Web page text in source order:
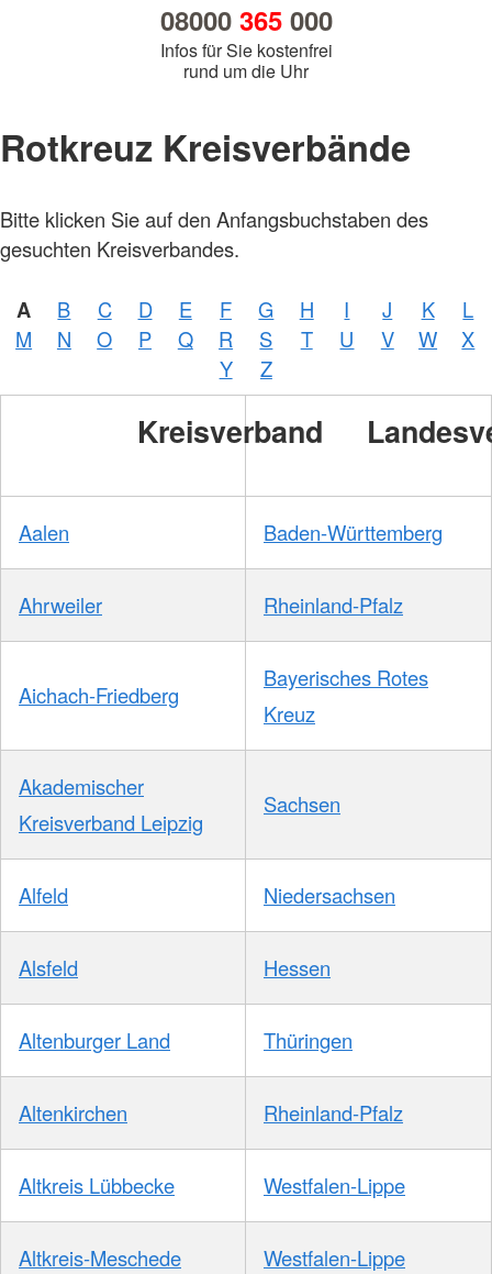
08000 365000
Infos für Sie kostenfrei
rund um die Uhr
Rotkreuz Kreisverbände
Bitte klicken Sie auf den Anfangsbuchstaben des
gesuchten Kreisverbandes.
A B C D E F G H I J K
L
M
N O P Q R S T U V W
X
Y
Z
Kreisverband
Aalen Baden-Württemberg
Ahrweiler Rheinland-Pfalz
Aichach-Friedberg
Bayerisches Rotes
Kreuz
Akademischer
Kreisverband Leipzig
Sachsen
Alfeld Niedersachsen
Alsfeld Hessen
Altenburger Land Thüringen
Altenkirchen Rheinland-Pfalz
Altkreis Lübbecke Westfalen-Lippe
Altkreis-Meschede Westfalen-Lippe